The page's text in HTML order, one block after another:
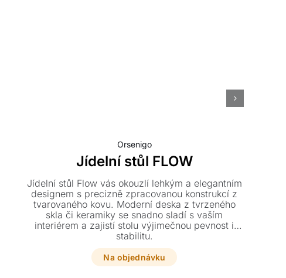
Orsenigo
Jídelní stůl FLOW
Jídelní stůl Flow vás okouzlí lehkým a elegantním
designem s precizně zpracovanou konstrukcí z
tvarovaného kovu. Moderní deska z tvrzeného
skla či keramiky se snadno sladí s vaším
interiérem a zajistí stolu výjimečnou pevnost i
stabilitu.
Na objednávku